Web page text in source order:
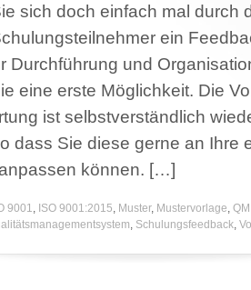
sich doch einfach mal durch
ein
Durchführung und
eine erste Möglichkeit. Die
ist selbstverständlich
dass Sie diese gerne an Ihre
können. […]
9001, ISO 9001:2015, Muster, Mustervorlage, QM
, Schulungsfeedback,